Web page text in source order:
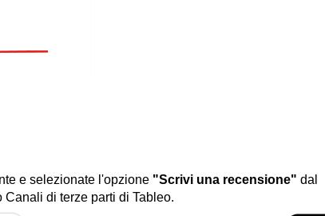
e selezionate l'opzione "Scrivi una recensione" dal
di terze parti di Tableo.